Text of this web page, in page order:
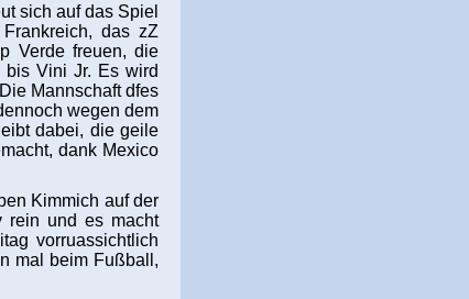
sich auf das Spiel
das zZ
Verde freuen, die
bis Vini Jr. Es wird
Mannschaft dfes
wegen dem
dabei, die geile
dank Mexico
Kimmich auf der
rein und es macht
vorruassichtlich
mal beim Fußball,